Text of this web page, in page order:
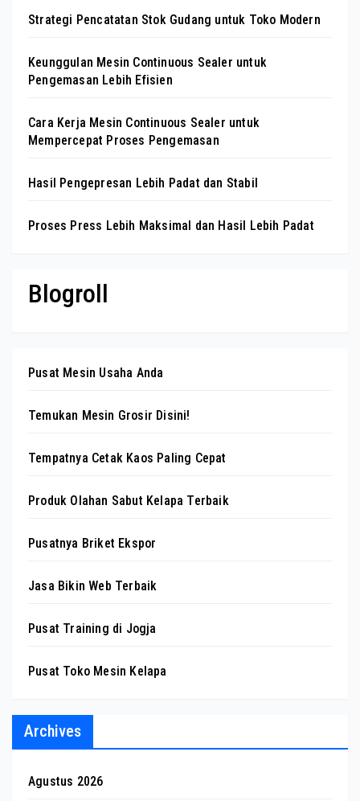
Strategi Pencatatan Stok Gudang untuk Toko Modern
Keunggulan Mesin Continuous Sealer untuk
Pengemasan Lebih Efisien
Cara Kerja Mesin Continuous Sealer untuk
Mempercepat Proses Pengemasan
Hasil Pengepresan Lebih Padat dan Stabil
Proses Press Lebih Maksimal dan Hasil Lebih Padat
Blogroll
Pusat Mesin Usaha Anda
Temukan Mesin Grosir Disini!
Tempatnya Cetak Kaos Paling Cepat
Produk Olahan Sabut Kelapa Terbaik
Pusatnya Briket Ekspor
Jasa Bikin Web Terbaik
Pusat Training di Jogja
Pusat Toko Mesin Kelapa
Archives
Agustus 2026